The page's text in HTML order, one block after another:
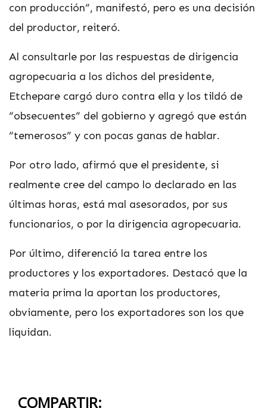
con producción”, manifestó, pero es una decisión
del productor, reiteró.
Al consultarle por las respuestas de dirigencia
agropecuaria a los dichos del presidente,
Etchepare cargó duro contra ella y los tildó de
“obsecuentes” del gobierno y agregó que están
“temerosos” y con pocas ganas de hablar.
Por otro lado, afirmó que el presidente, si
realmente cree del campo lo declarado en las
últimas horas, está mal asesorados, por sus
funcionarios, o por la dirigencia agropecuaria.
Por último, diferenció la tarea entre los
productores y los exportadores. Destacó que la
materia prima la aportan los productores,
obviamente, pero los exportadores son los que
liquidan.
COMPARTIR: